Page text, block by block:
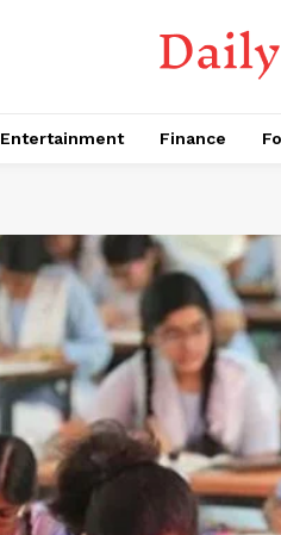
Entertainment Finance